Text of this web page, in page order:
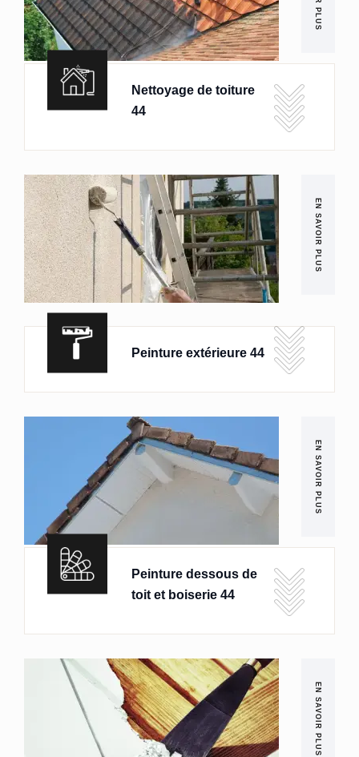
Nettoyage de toiture
44
EN SAVOIR PLUS
Peinture extérieure 44
EN SAVOIR PLUS
Peinture dessous de
toit et boiserie 44
EN SAVOIR PLUS